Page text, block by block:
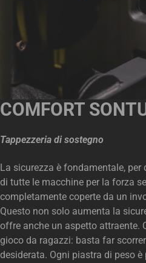
COMFORT
Tappezzeria di sostegno
La sicurezza è fondamentale,
di tutte le macchine per la forza
completamente coperte da un
Questo non solo aumenta la
offre anche un aspetto attraente.
gioco da ragazzi: basta far
desiderata. Ogni piastra di peso